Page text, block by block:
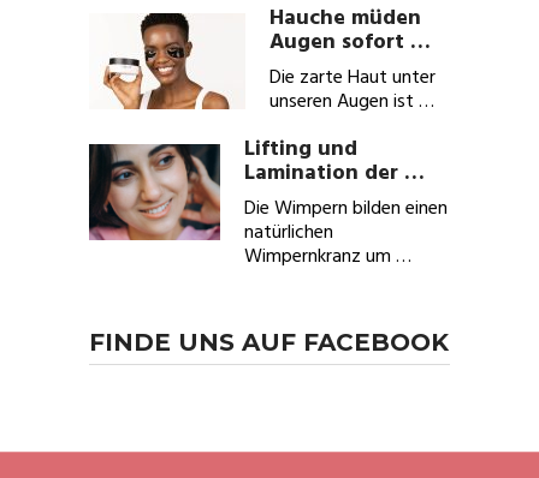
Hauche müden
Augen sofort …
Die zarte Haut unter
unseren Augen ist …
Lifting und
Lamination der …
Die Wimpern bilden einen
natürlichen
Wimpernkranz um …
FINDE UNS AUF FACEBOOK